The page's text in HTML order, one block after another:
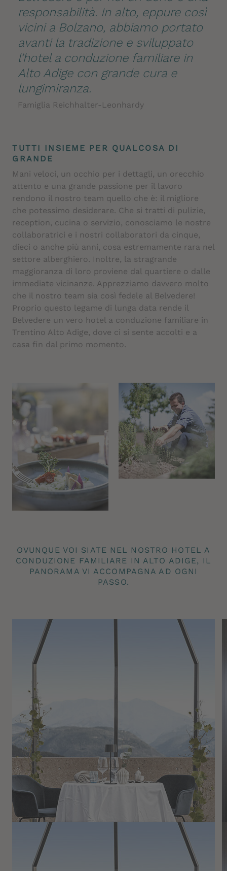
responsabilità. In alto, eppure così
vicini a Bolzano, abbiamo portato
avanti la tradizione e sviluppato
l’hotel a conduzione familiare in
Alto Adige con grande cura e
lungimiranza.
Famiglia Reichhalter-Leonhardy
TUTTI INSIEME PER QUALCOSA DI
GRANDE
Mani veloci, un occhio per i dettagli, un orecchio
attento e una grande passione per il lavoro
rendono il nostro team quello che è: il migliore
che potessimo desiderare. Che si tratti di pulizie,
reception, cucina o servizio, conosciamo le nostre
collaboratrici e i nostri collaboratori da cinque,
dieci o anche più anni, cosa estremamente rara nel
settore alberghiero. Inoltre, la stragrande
maggioranza di loro proviene dal quartiere o dalle
immediate vicinanze. Apprezziamo davvero molto
che il nostro team sia così fedele al Belvedere!
Proprio questo legame di lunga data rende il
Belvedere un vero hotel a conduzione familiare in
Trentino Alto Adige, dove ci si sente accolti e a
casa fin dal primo momento.
OVUNQUE VOI SIATE NEL NOSTRO HOTEL A
CONDUZIONE FAMILIARE IN ALTO ADIGE, IL
PANORAMA VI ACCOMPAGNA AD OGNI
PASSO.